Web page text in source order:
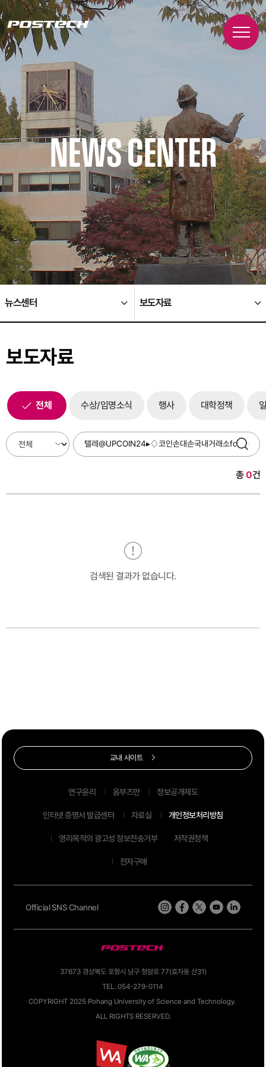
NEWS CENTER
뉴스센터 보도자료
보도자료
전체 수상/임명소식 행사 대학정책
총0건
검색된 결과가 없습니다.
37673 경상북도 포항시 남구 청암로 77(효자동 산31)
TEL. 054-279-0114
COPYRIGHT 2025 Pohang University of Science and Technology.
ALL RIGHTS RESERVED.
Official SNS Channel
연구윤리 옴부즈만 정보공개제도
인터넷 증명서 발급센터 자료실 개인정보처리방침
영리목적의 광고성 정보전송거부 저작권정책
전자구매
교내 사이트